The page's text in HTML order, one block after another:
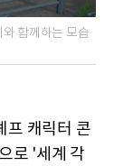
함께하는 모습
프 캐릭터 콘
로 '세계 각